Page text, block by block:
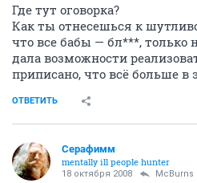
Где тут оговорка?
Как ты отнесешься к
что все бабы — бл***, только
дала возможности
приписано, что всё больше в
ОТВЕТИТЬ
Серафимм
mentally ill people hunter
18 октября 2008 McBurns